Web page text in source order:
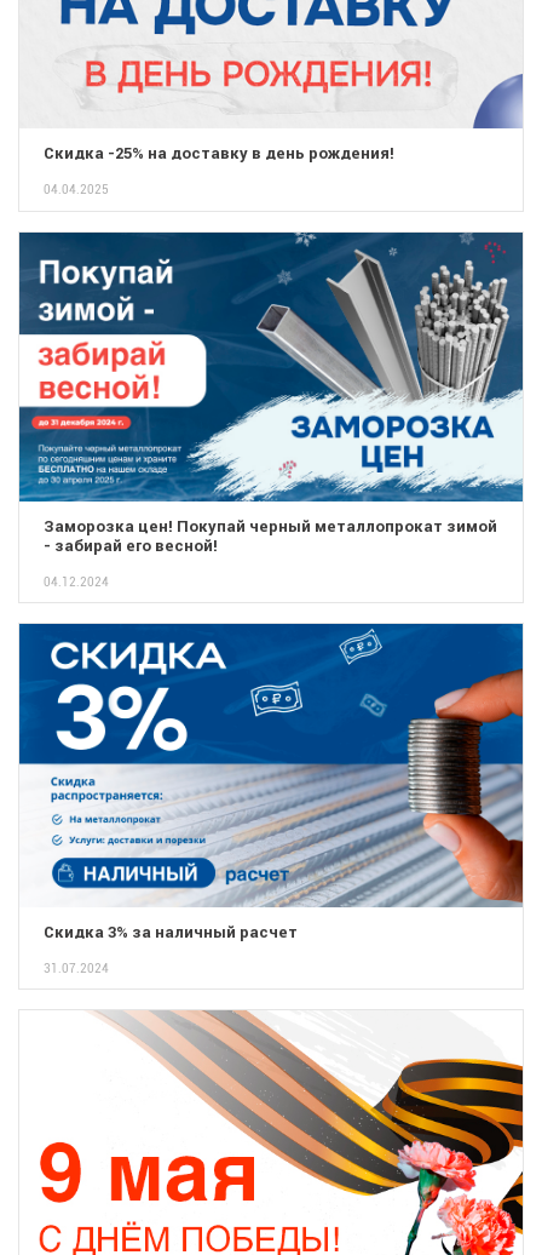
Скидка -25% на доставку в день рождения!
04.04.2025
Заморозка цен! Покупай черный металлопрокат зимой
- забирай его весной!
04.12.2024
Скидка 3% за наличный расчет
31.07.2024